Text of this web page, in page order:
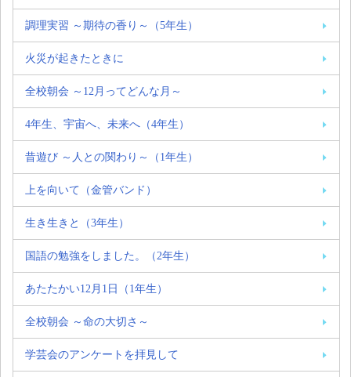
調理実習 ～期待の香り～（5年生）
火災が起きたときに
全校朝会 ～12月ってどんな月～
4年生、宇宙へ、未来へ（4年生）
昔遊び ～人との関わり～（1年生）
上を向いて（金管バンド）
生き生きと（3年生）
国語の勉強をしました。（2年生）
あたたかい12月1日（1年生）
全校朝会 ～命の大切さ～
学芸会のアンケートを拝見して